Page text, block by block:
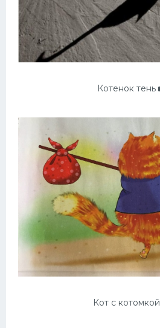
Котенок тень
Кот с котомкой